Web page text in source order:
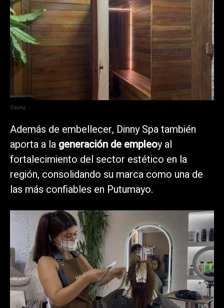
Sauna
Además de embellecer, Dinny Spa también
aporta a la generación de empleoy al
fortalecimiento del sector estético en la
región, consolidando su marca como una de
las más confiables en Putumayo.